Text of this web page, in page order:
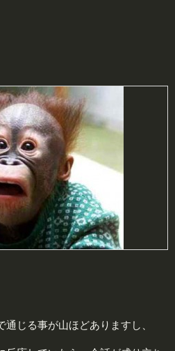
通じる事が山ほどありますし、